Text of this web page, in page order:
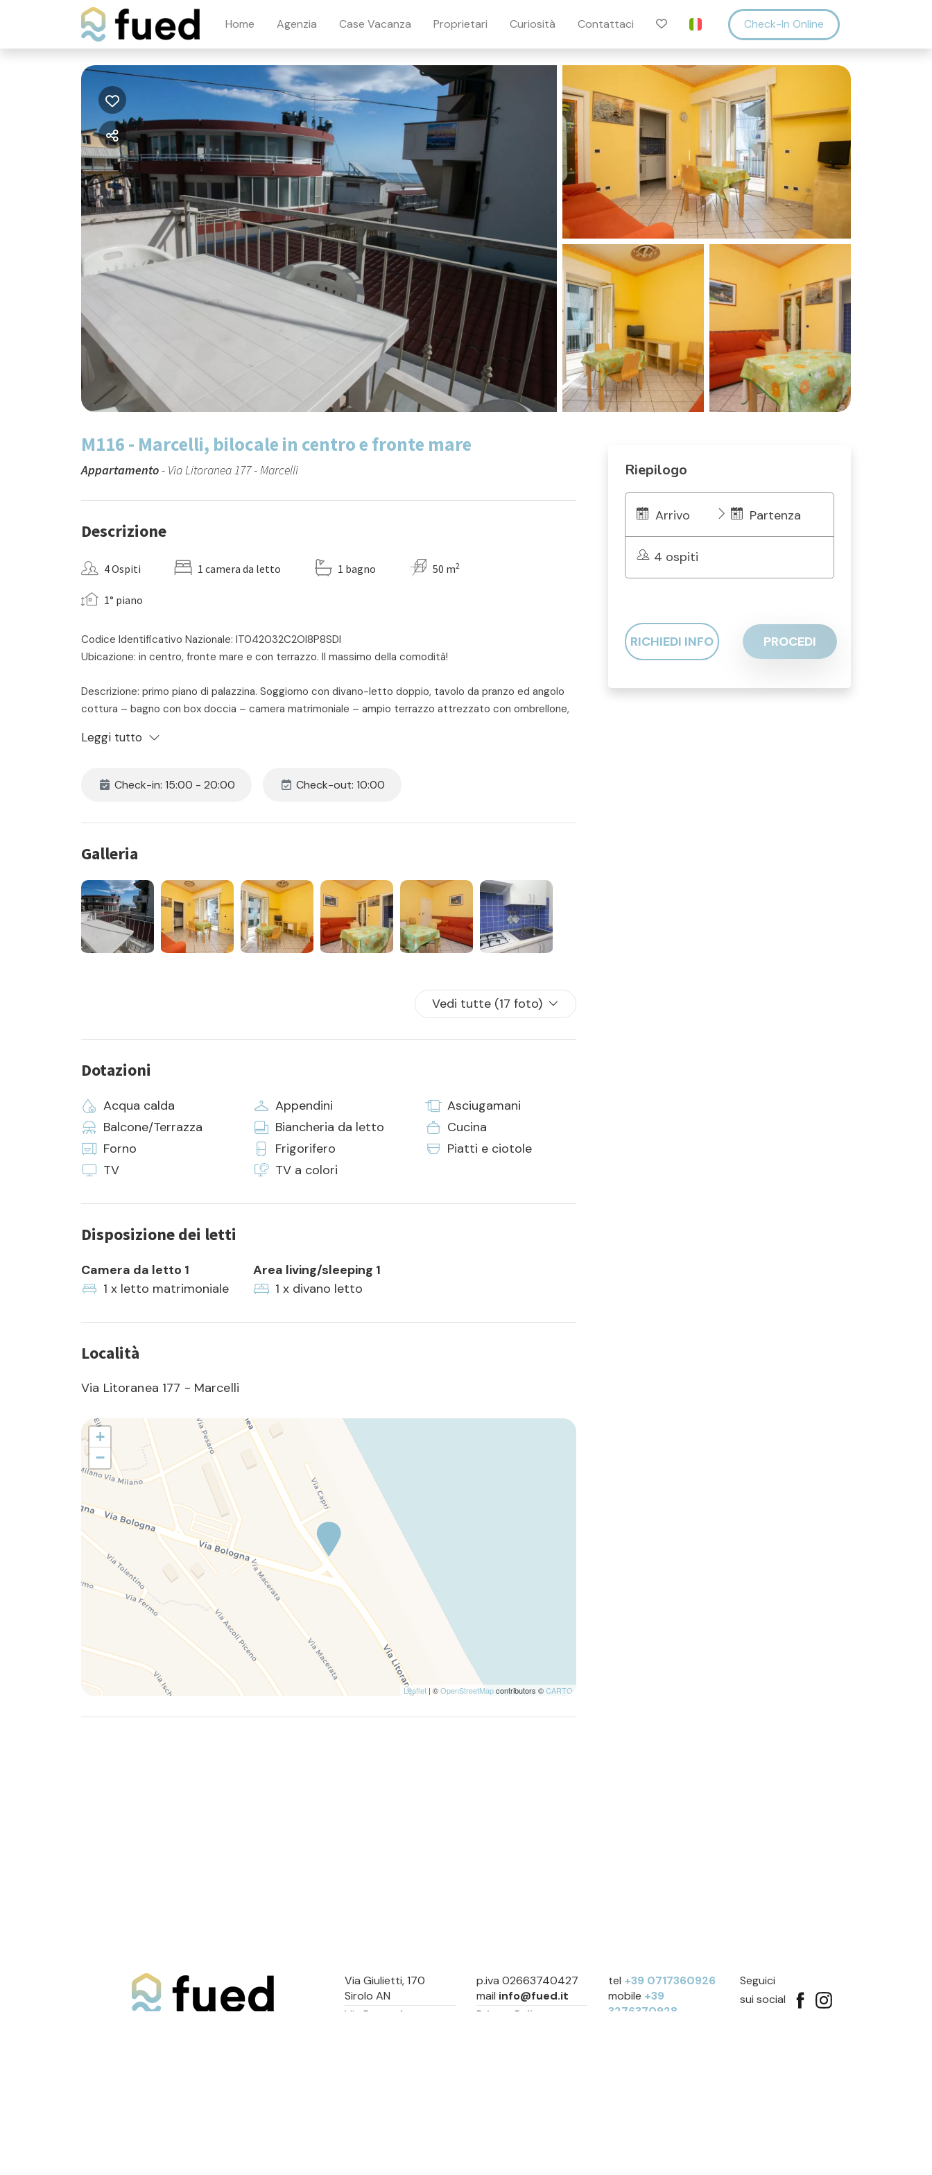
Home Agenzia Case Vacanza Proprietari Curiosità Contattaci Check-In Online
M116 - Marcelli, bilocale in centro e fronte mare
Appartamento- Via Litoranea 177 - Marcelli
Descrizione
4 Ospiti 1 camera da letto 1 bagno 50 m2
1° piano
Codice Identificativo Nazionale: IT042032C2OI8P8SDI
Ubicazione: in centro, fronte mare e con terrazzo. Il massimo della comodità!
Descrizione: primo piano di palazzina. Soggiorno con divano-letto doppio, tavolo da pranzo ed angolo
cottura – bagno con box doccia – camera matrimoniale – ampio terrazzo attrezzato con ombrellone,
- assistenza in loco 24h
- la fornitura di biancheria da camera e da bagno per tutti i posti letto presenti in casa
Leggi tutto
Check-in: 15:00 - 20:00 Check-out: 10:00
Galleria
Vedi tutte (17 foto)
Dotazioni
Acqua calda Appendini
Asciugamani
Balcone/Terrazza
Biancheria da letto
Cucina
Forno
Frigorifero
Piatti e ciotole
TV
TV a colori
Disposizione dei letti
Camera da letto 1
1 x letto matrimoniale
Area living/sleeping 1
1 x divano letto
Località
Via Litoranea 177 - Marcelli
+
−
Leaflet | ©OpenStreetMapcontributors ©CARTO
Riepilogo
Arrivo Partenza
4 ospiti
RICHIEDI INFO PROCEDI
Via Giulietti, 170
Sirolo AN
Via Roma, 4
p.iva 02663740427
mail info@fued.it
Privacy Policy
tel +39 0717360926
mobile +39
3276370928
Seguici
sui social